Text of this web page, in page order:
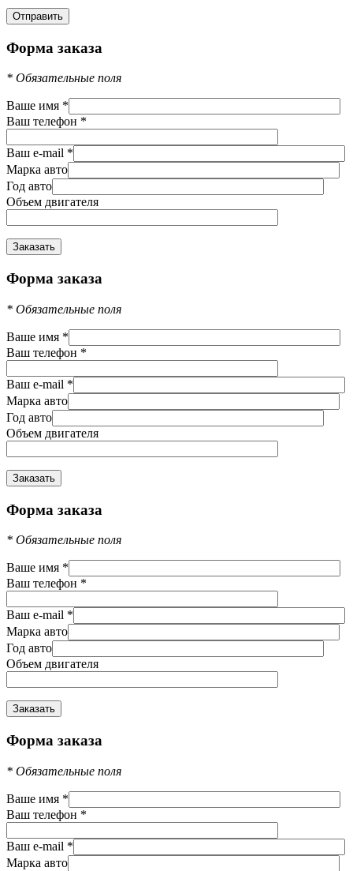
Форма заказа
* Обязательные поля
Ваше имя *
Ваш телефон *
Ваш e-mail *
Марка авто
Год авто
Объем двигателя
Форма заказа
* Обязательные поля
Ваше имя *
Ваш телефон *
Ваш e-mail *
Марка авто
Год авто
Объем двигателя
Форма заказа
* Обязательные поля
Ваше имя *
Ваш телефон *
Ваш e-mail *
Марка авто
Год авто
Объем двигателя
Форма заказа
* Обязательные поля
Ваше имя *
Ваш телефон *
Ваш e-mail *
Марка авто